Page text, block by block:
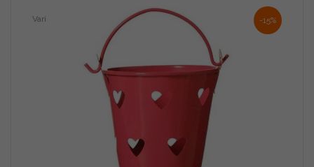
-15%
Vari